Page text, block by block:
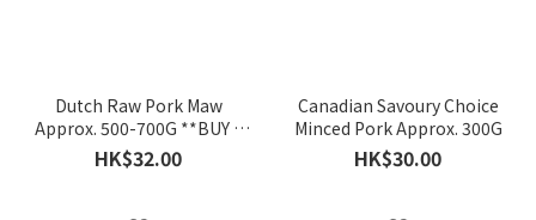
Dutch Raw Pork Maw
Approx. 500-700G **BUY 5
GET 1 FREE**
HK$32.00
Canadian Savoury Choice
Minced Pork Approx. 300G
HK$30.00